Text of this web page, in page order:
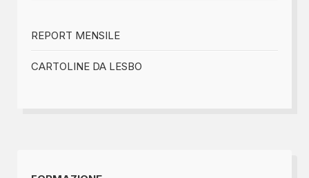
REPORT MENSILE
CARTOLINE DA LESBO